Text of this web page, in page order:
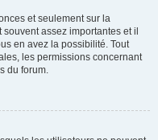
et seulement sur la
assez importantes et il
en avez la possibilité. Tout
les permissions concernant
du forum.